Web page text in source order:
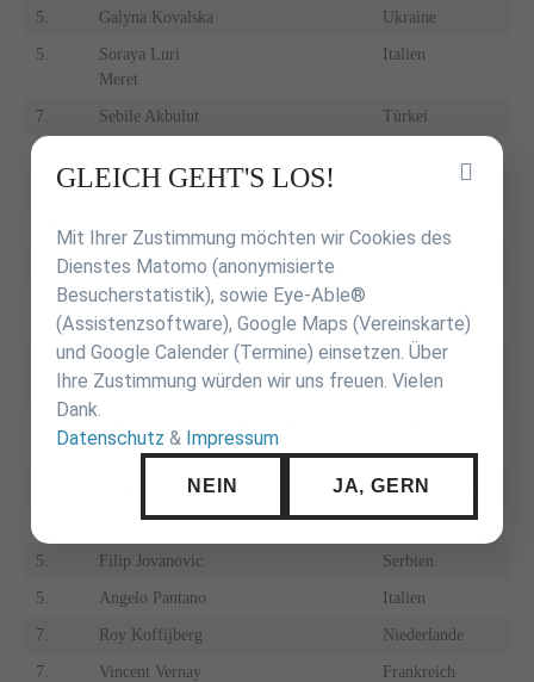
5. Galyna Kovalska Ukraine
5.
Soraya Luri
Meret
Italien
7. Sebile Akbulut Türkei
Mu17
-50
Erekle
Arkhozashvili
Georgien
Westfalen
Elnur Abbasov Aserbaidschan
Sadig Gurbanov Aserbaidschan
5. Filip Jovanovic Serbien
5. Angelo Pantano Italien
7. Roy Koffijberg Niederlande
7. Vincent Vernay Frankreich
Inhalt
GLEICH GEHT'S LOS!
Mit Ihrer Zustimmung möchten wir Cookies des
Dienstes Matomo (anonymisierte
Besucherstatistik), sowie Eye-Able®
(Assistenzsoftware), Google Maps (Vereinskarte)
und Google Calender (Termine) einsetzen. Über
Ihre Zustimmung würden wir uns freuen. Vielen
Dank.
Datenschutz & Impressum
NEIN JA, GERN